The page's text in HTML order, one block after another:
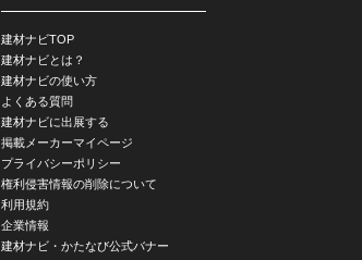
建材ナビTOP
建材ナビとは？
建材ナビの使い方
よくある質問
建材ナビに出展する
掲載メーカーマイページ
プライバシーポリシー
権利侵害情報の削除について
利用規約
企業情報
建材ナビ・かたなび公式バナー